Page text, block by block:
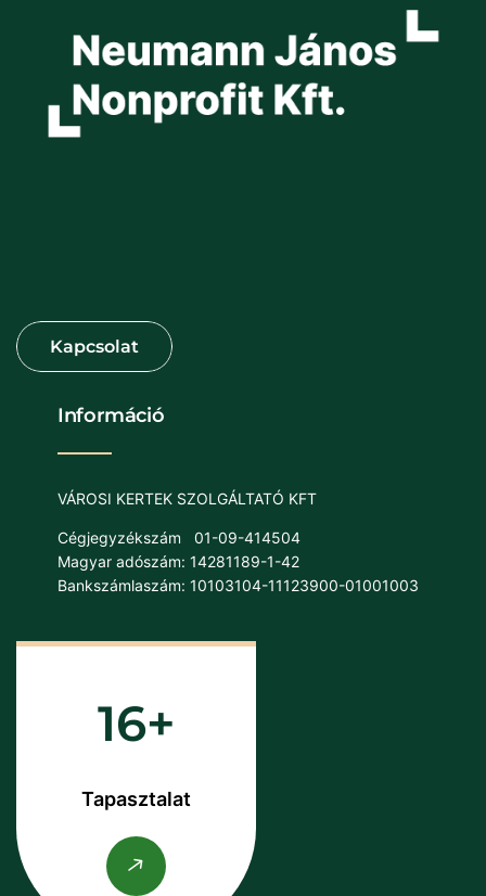
Információ
VÁROSI KERTEK SZOLGÁLTATÓ KFT
Cégjegyzékszám
01-09-414504
Magyar adószám: 14281189-1-42
Bankszámlaszám: 10103104-11123900-01001003
16
Tapasztalat